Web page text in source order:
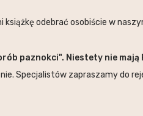
książkę odebrać osobiście w
paznokci". Niestety nie
Specjalistów zapraszamy do